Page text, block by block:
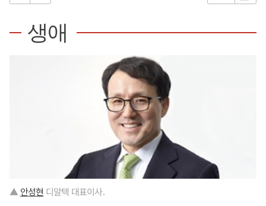
생애
▲ 안성현 디알텍 대표이사.